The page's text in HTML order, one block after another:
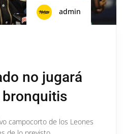
admin
no jugará
bronquitis
campocorto de los Leones